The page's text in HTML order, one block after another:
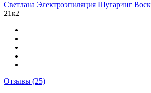
Светлана Электроэпиляция Шугаринг Воск
21к2
Отзывы (25)